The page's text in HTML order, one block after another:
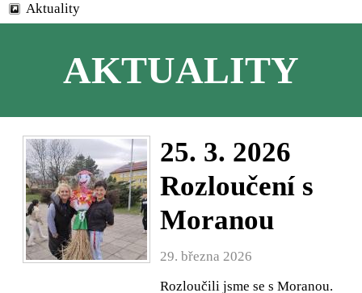
Aktuality
AKTUALITY
25. 3. 2026
Rozloučení s
Moranou
29. března 2026
Rozloučili jsme se s Moranou.